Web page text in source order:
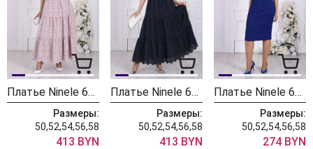
Платье Ninele 6131 пудра
Размеры:
50,52,54,56,58
413 BYN
Платье Ninele 6131 синий
Размеры:
50,52,54,56,58
413 BYN
Платье Ninele 6103 василек
Размеры:
50,52,54,56,58
274 BYN